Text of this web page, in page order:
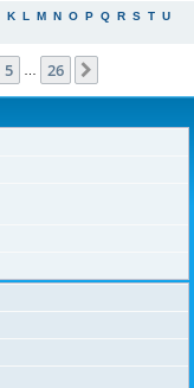
K L M N O P Q R S T U
5 26